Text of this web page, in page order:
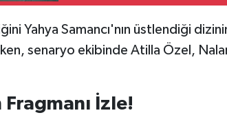
Yahya Samancı'nın üstlendiği
senaryo ekibinde Atilla Özel,
Fragmanı İzle!